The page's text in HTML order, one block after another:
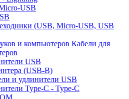
USB
(USB, Micro-USB, USB
Кабели для
USB
(USB-B)
и удлинители USB
Type-C - Type-C